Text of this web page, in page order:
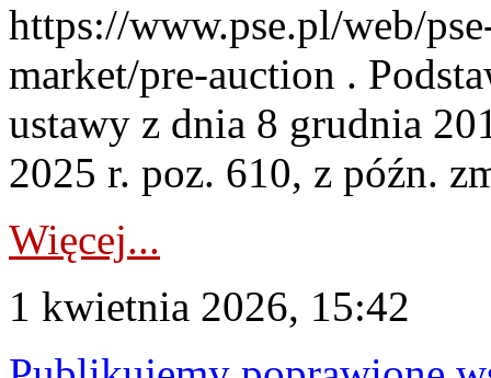
https://www.pse.pl/web/
market/pre-auction .
ustawy z dnia 8 grudnia
2025 r. poz. 610, z późn.
Więcej...
1 kwietnia 2026, 15:42